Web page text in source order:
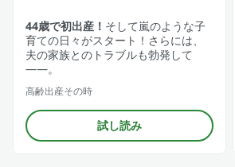
44歳で初出産！ そして嵐のような子
育ての日々がスタート！さらには、
夫の家族とのトラブルも勃発して
——。
高齢出産その時
試し読み